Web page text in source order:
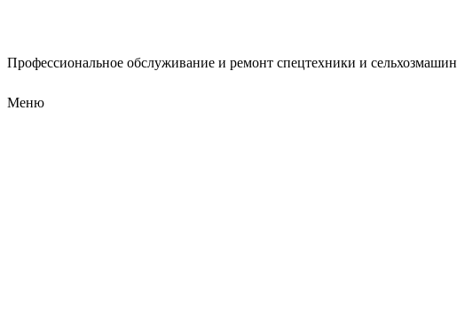
Профессиональное обслуживание и ремонт спецтехники и сельхозмашин
Меню